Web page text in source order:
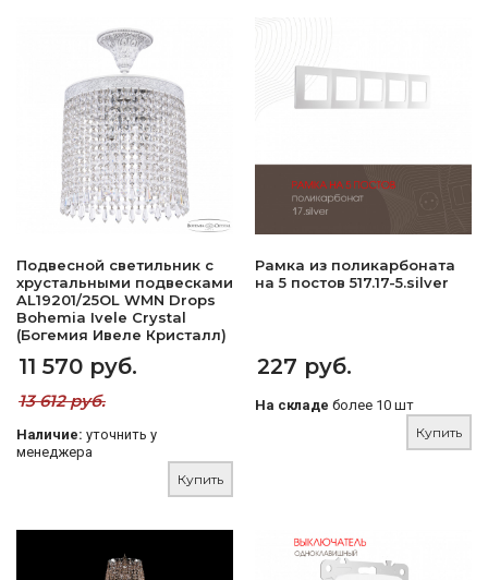
Подвесной светильник с
хрустальными подвесками
AL19201/25OL WMN Drops
Bohemia Ivele Crystal
(Богемия Ивеле Кристалл)
11 570 руб.
13 612 руб.
Наличие: уточнить у
менеджера
Купить
Рамка из поликарбоната
на 5 постов 517.17-5.silver
227 руб.
На складе более 10 шт
Купить